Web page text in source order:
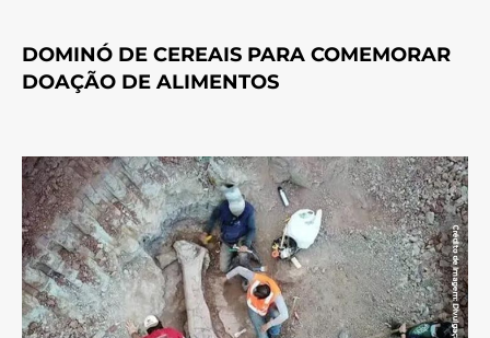
DOMINÓ DE CEREAIS PARA COMEMORAR
DOAÇÃO DE ALIMENTOS